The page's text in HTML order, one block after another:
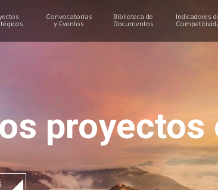
Convocatorias
y Eventos
Biblioteca de
Documentos
Indicadores